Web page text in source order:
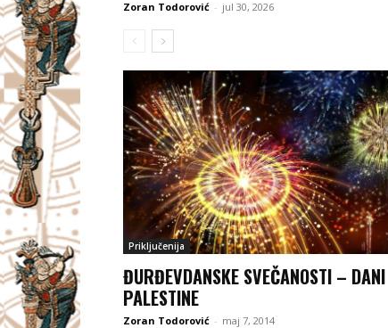
Zoran Todorović - jul 30, 2026
Priključenija
ĐURĐEVDANSKE SVEČANOSTI – DANI
PALESTINE
Zoran Todorović - maj 7, 2014